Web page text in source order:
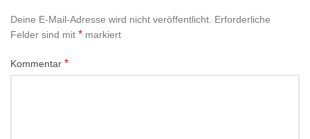
Deine E-Mail-Adresse wird nicht veröffentlicht. Erforderliche
Felder sind mit * markiert
Kommentar *